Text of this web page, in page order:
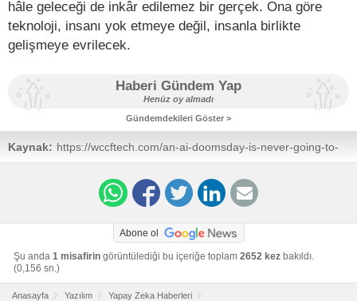
hâle geleceği de inkâr edilemez bir gerçek. Ona göre
teknoloji, insanı yok etmeye değil, insanla birlikte
gelişmeye evrilecek.
Haberi Gündem Yap
Henüz oy almadı
Gündemdekileri Göster >
Kaynak: https://wccftech.com/an-ai-doomsday-is-never-going-to-
happen-says-nvidia-jensen-huang/
Abone ol
Şu anda 1 misafirin görüntülediği bu içeriğe toplam 2652 kez bakıldı.
(0,156 sn.)
Anasayfa Yazılım
Yapay Zeka Haberleri